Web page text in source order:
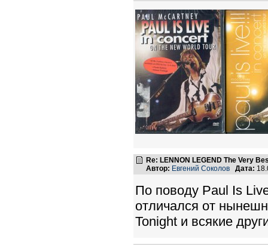
Re: LENNON LEGEND The Very
Автор: Евгений Соколов Дата:
По поводу Paul Is
отличался от
Tonight и всякие